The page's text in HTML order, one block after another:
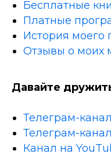
Бесплатные
Платные
История моего
Отзывы о моих
Давайте
Телеграм-
Телеграм-
Канал на